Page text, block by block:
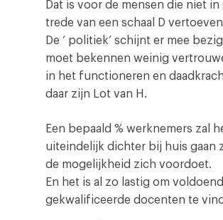
Dat is voor de mensen die niet
trede van een schaal D
De ‘ politiek’ schijnt er mee
moet bekennen weinig
in het functioneren en
daar zijn Lot van H.
Een bepaald % werknemers zal
uiteindelijk dichter bij huis gaan
de mogelijkheid zich voordoet.
En het is al zo lastig om
gekwalificeerde docenten te